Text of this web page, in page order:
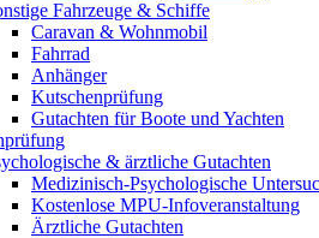
Fahrzeuge & Schiffe
Caravan & Wohnmobil
Fahrrad
Anhänger
Kutschenprüfung
Gutachten für Boote und Yachten
& ärztliche Gutachten
Medizinisch-Psychologische
Kostenlose MPU-Infoveranstaltung
Ärztliche Gutachten